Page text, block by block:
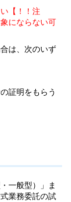
【！！注
にならない可
は、次のいず
証明をもらう
一般型）」ま
業務委託の試